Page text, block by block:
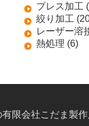
プレス加工
絞り加工
レーザー溶
熱処理 (6)
限会社こだま製